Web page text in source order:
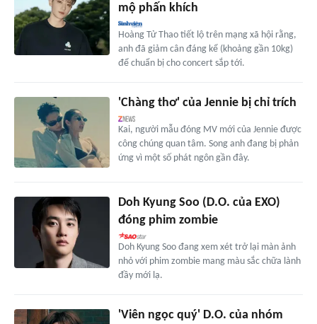
mộ phấn khích
Hoàng Tử Thao tiết lộ trên mạng xã hội rằng,
anh đã giảm cân đáng kể (khoảng gần 10kg)
để chuẩn bị cho concert sắp tới.
'Chàng thơ' của Jennie bị chỉ trích
Kai, người mẫu đóng MV mới của Jennie được
công chúng quan tâm. Song anh đang bị phản
ứng vì một số phát ngôn gần đây.
Doh Kyung Soo (D.O. của EXO)
đóng phim zombie
Doh Kyung Soo đang xem xét trở lại màn ảnh
nhỏ với phim zombie mang màu sắc chữa lành
đầy mới lạ.
'Viên ngọc quý' D.O. của nhóm